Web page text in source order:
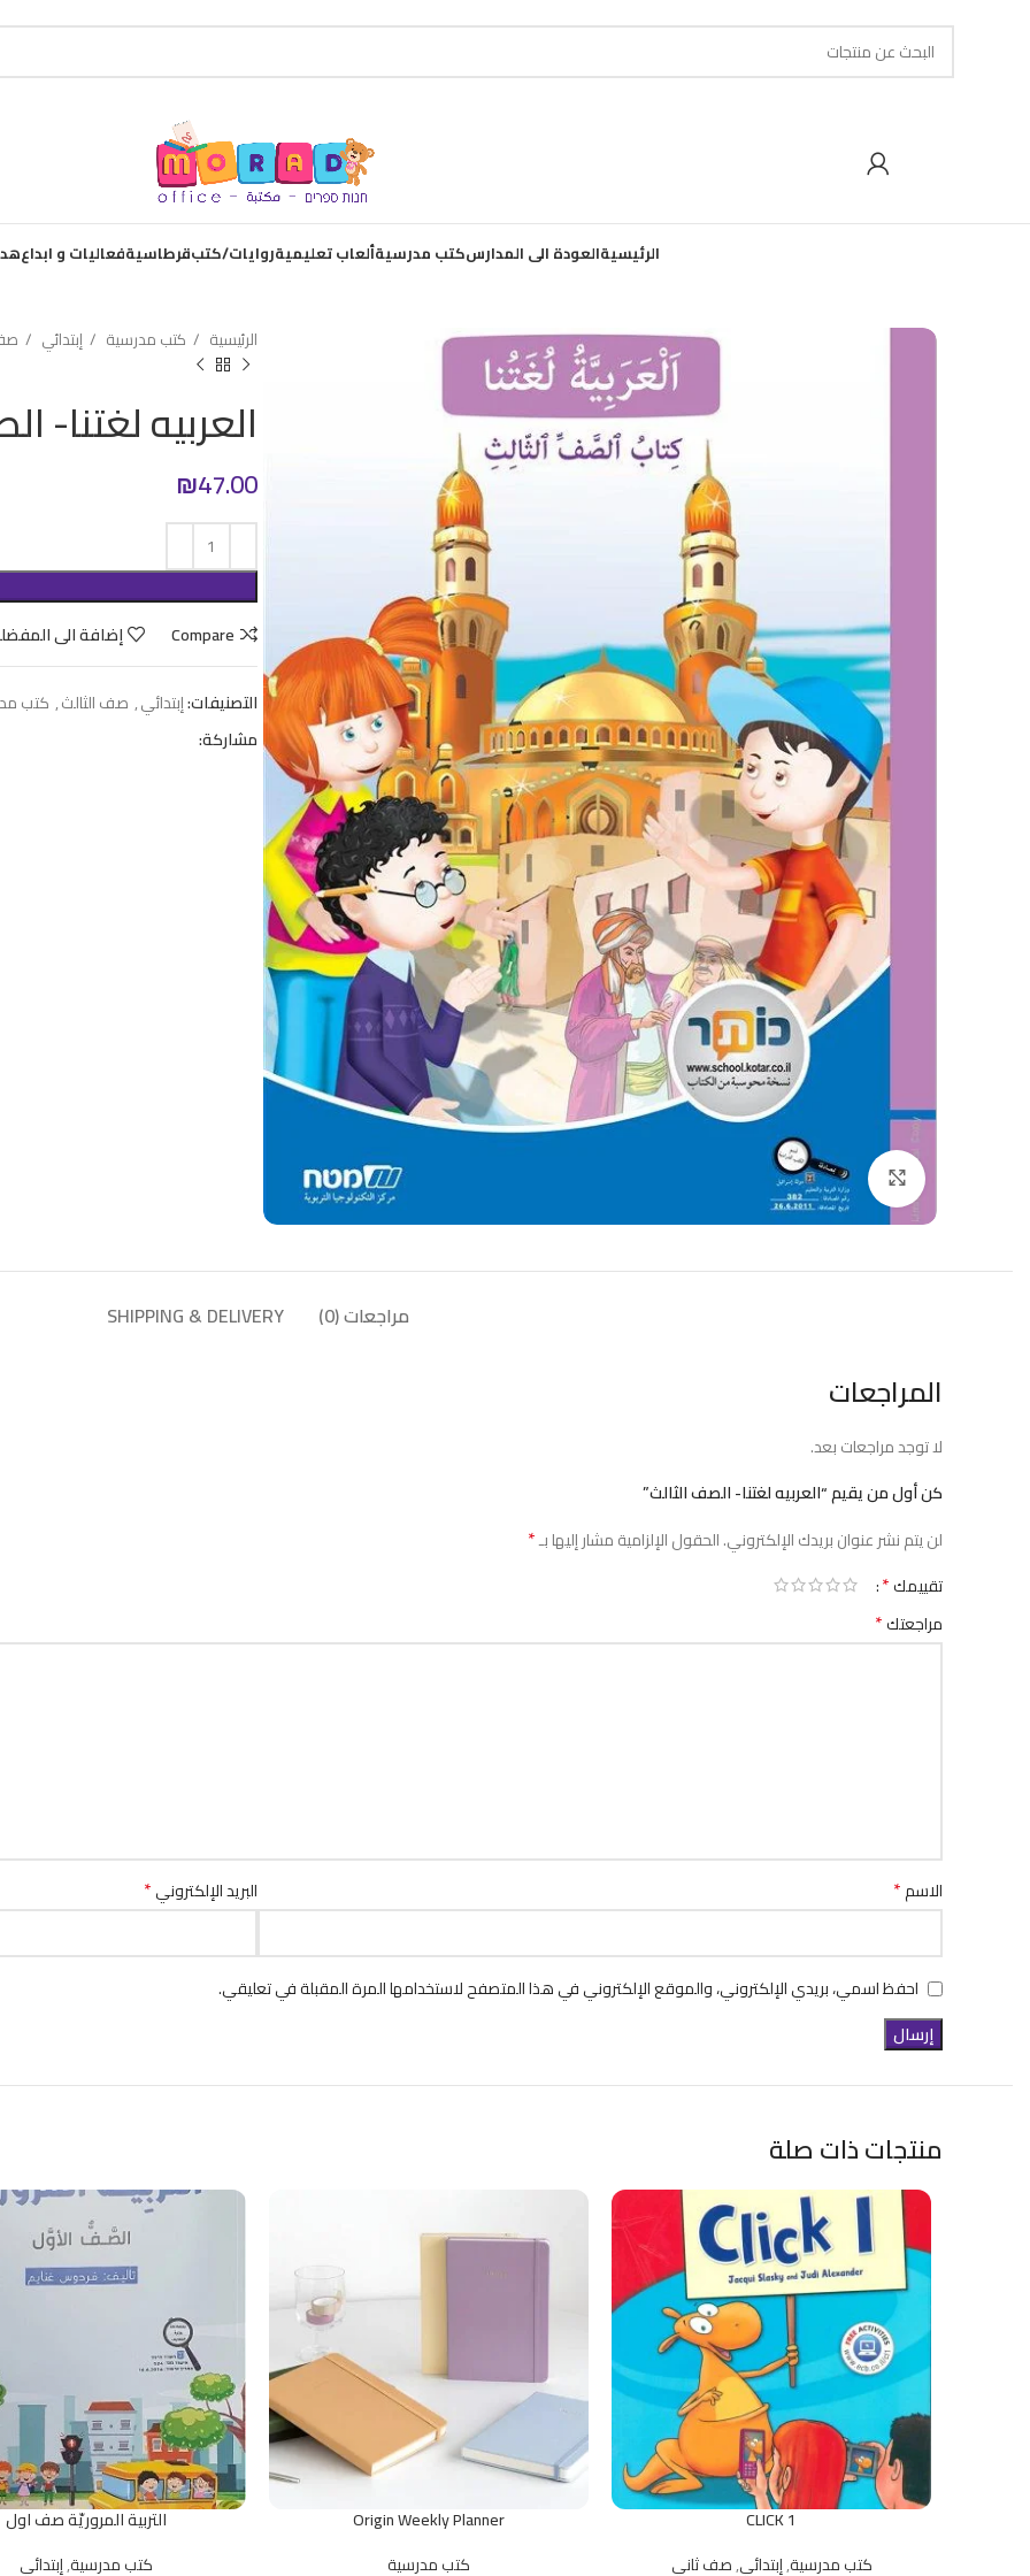
الرئيسيةالعودة الى المدارسكتب مدرسيةألعاب تعليميةروايات/كتبقرطاسيةفعاليات و ابداع
Click to enlarge
الرئيسية كتب مدرسية إبتدائي
العربيه لغتنا-
₪47.00
Compare
إضافة الى
التصنيفات:إبتدائي, صف الثالث, كتب
مشاركة:
مراجعات (0) SHIPPING & DELIVERY
المراجعات
لا توجد مراجعات بعد.
كن أول من يقيم “العربيه لغتنا- الصف الثالث”
لن يتم نشر عنوان بريدك الإلكتروني.الحقول الإلزامية مشار إليها بـ*
تقييمك*
مراجعتك*
الاسم* البريد الإلكتروني*
احفظ اسمي، بريدي الإلكتروني، والموقع الإلكتروني في هذا المتصفح لاستخدامها المرة المقبلة في تعليقي.
منتجات ذات صلة
CLICK 1
كتب مدرسية,إبتدائي,صف ثاني
Origin Weekly Planner
كتب مدرسية
التربية المروريّة صف اول
كتب مدرسية,إبتدائي